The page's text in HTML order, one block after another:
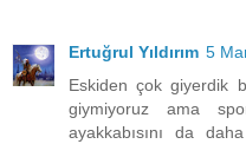
Ertuğrul Yıldırım 5
Eskiden çok giyerdik
giymiyoruz ama
ayakkabısını da